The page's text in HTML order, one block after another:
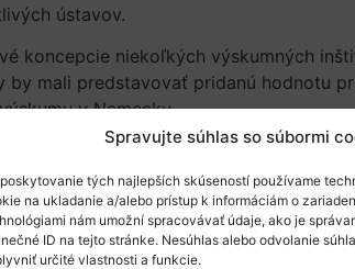
Spravujte súhlas so súbormi
tých najlepších skúseností používame
na ukladanie a/alebo prístup k informáciám o
nám umožní spracovávať údaje, ako je
ID na tejto stránke. Nesúhlas alebo odvolanie
určité vlastnosti a funkcie.
ústavov.
koncepcie niekoľkých výskumných
mali predstavovať pridanú hodnotu
v Nemecku.
bude ocenených cenami vo
50 % požadovaných
a výške jednorazového
a marketing a skúsených ľudí z oblasti